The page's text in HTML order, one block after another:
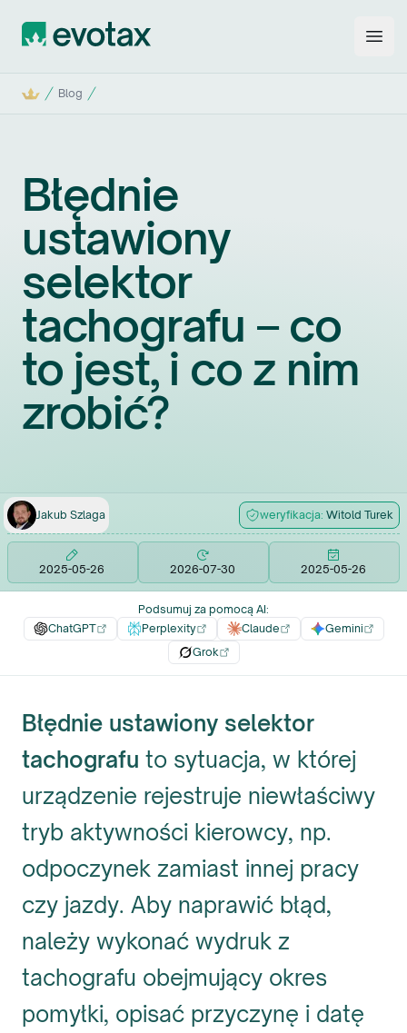
Evotax
Start Blog
Błędnie
ustawiony
selektor
tachografu – co
to jest, i co z nim
zrobić?
Jakub Szlaga weryfikacja: Witold Turek
2025-05-26 2026-07-30 2025-05-26
Podsumuj za pomocą AI:
ChatGPT
Perplexity Claude
Gemini
Grok
Błędnie ustawiony selektor
tachografu to sytuacja, w której
urządzenie rejestruje niewłaściwy
tryb aktywności kierowcy, np.
odpoczynek zamiast innej pracy
czy jazdy. Aby naprawić błąd,
należy wykonać wydruk z
tachografu obejmujący okres
pomyłki, opisać przyczynę i datę